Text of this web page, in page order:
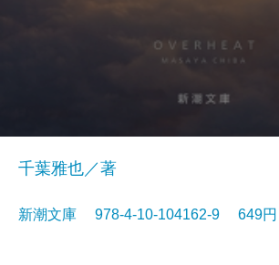
千葉雅也／著
新潮文庫 978-4-10-104162-9 649